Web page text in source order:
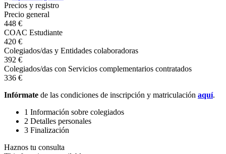
Precios y registro
Precio general
448 €
COAC Estudiante
420 €
Colegiados/das y Entidades colaboradoras
392 €
Colegiados/das con Servicios complementarios contratados
336 €
Infórmate de las condiciones de inscripción y matriculación aquí.
1 Información sobre colegiados
2 Detalles personales
3 Finalización
Haznos tu consulta